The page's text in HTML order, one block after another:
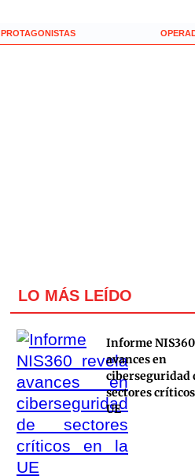
PROTAGONISTAS
LO MÁS LEÍDO
Informe
avances en
ciberseguridad
sectores
UE